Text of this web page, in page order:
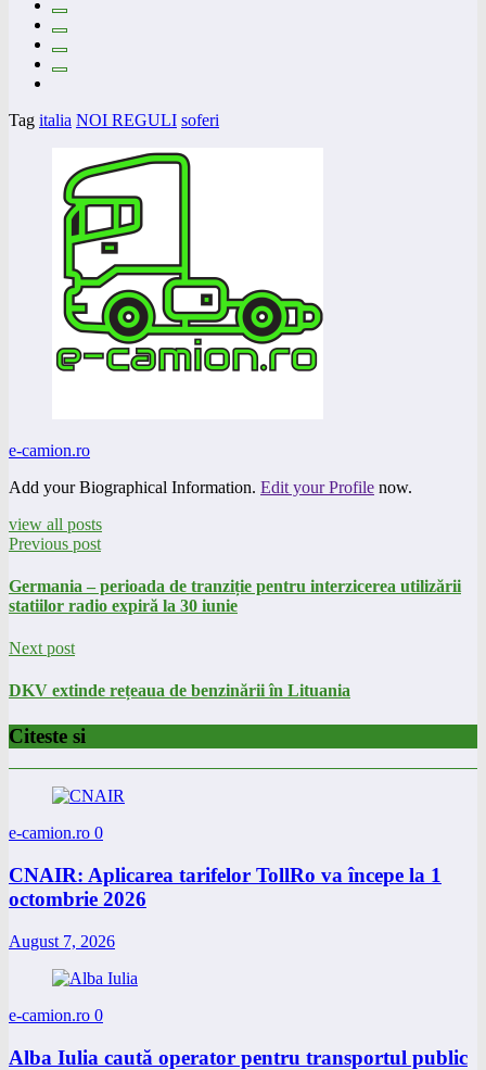
Tag italia NOI REGULI soferi
e-camion.ro
Add your Biographical Information. Edit your Profile now.
view all posts
Previous post
Germania – perioada de tranziție pentru interzicerea utilizării
statiilor radio expiră la 30 iunie
Next post
DKV extinde rețeaua de benzinării în Lituania
Citeste si
e-camion.ro 0
CNAIR: Aplicarea tarifelor TollRo va începe la 1
octombrie 2026
August 7, 2026
e-camion.ro 0
Alba Iulia caută operator pentru transportul public